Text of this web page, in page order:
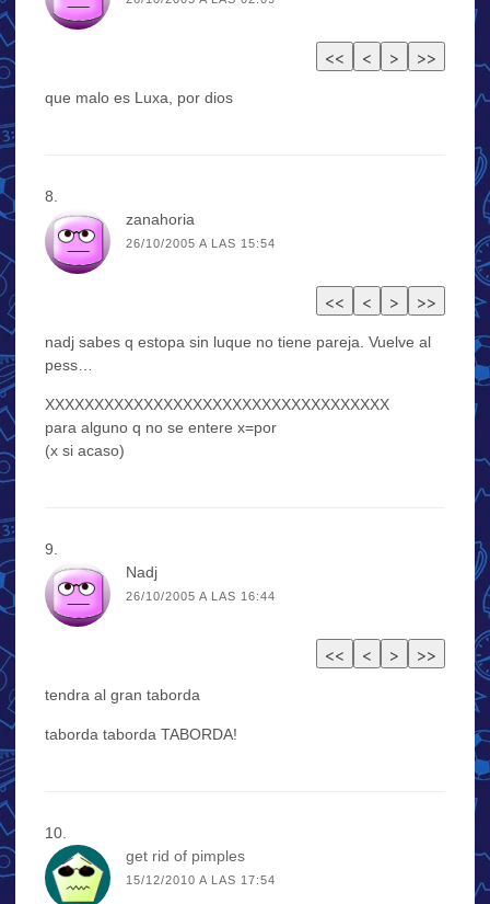
que malo es Luxa, por dios
zanahoria
26/10/2005 A LAS 15:54
nadj sabes q estopa sin luque no tiene pareja. Vuelve al
pess…
XXXXXXXXXXXXXXXXXXXXXXXXXXXXXXXXXXX
para alguno q no se entere x=por
(x si acaso)
Nadj
26/10/2005 A LAS 16:44
tendra al gran taborda
taborda taborda TABORDA!
get rid of pimples
15/12/2010 A LAS 17:54